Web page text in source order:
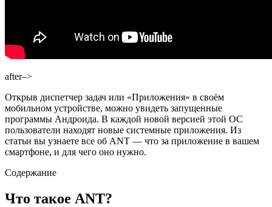
after–>
Открыв диспетчер задач или «Приложения» в своём
мобильном устройстве, можно увидеть запущенные
программы Андроида. В каждой новой версией этой ОС
пользователи находят новые системные приложения. Из
статьи вы узнаете все об ANT — что за приложение в вашем
смартфоне, и для чего оно нужно.
Содержание
Что такое ANT?